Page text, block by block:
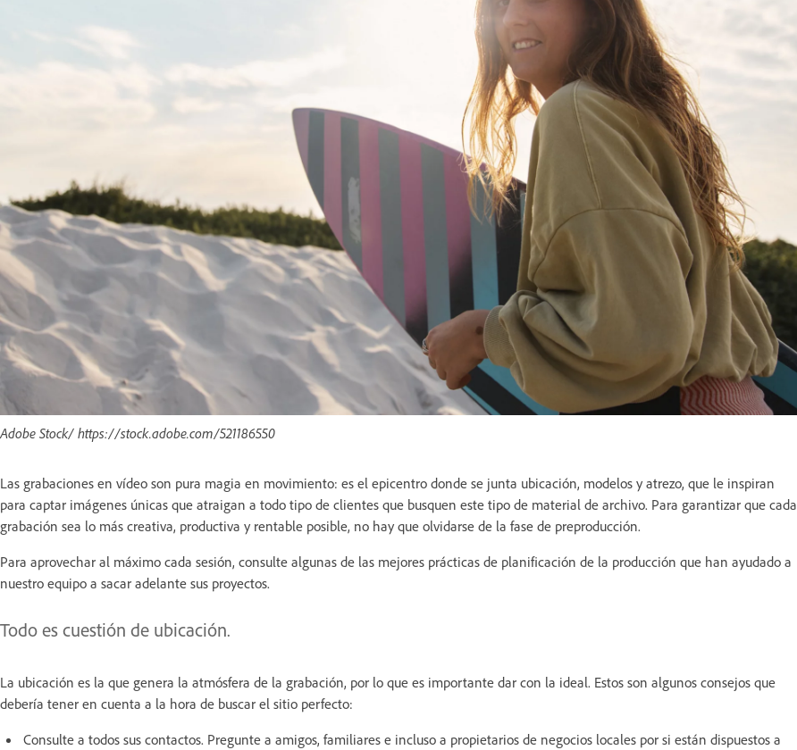
Adobe Stock/ https://stock.adobe.com/521186550
Las grabaciones en vídeo son pura magia en movimiento: es el epicentro donde se junta ubicación, modelos y atrezo, que le inspiran
para captar imágenes únicas que atraigan a todo tipo de clientes que busquen este tipo de material de archivo. Para garantizar que cada
grabación sea lo más creativa, productiva y rentable posible, no hay que olvidarse de la fase de preproducción.
Para aprovechar al máximo cada sesión, consulte algunas de las mejores prácticas de planificación de la producción que han ayudado a
nuestro equipo a sacar adelante sus proyectos.
Todo es cuestión de ubicación.
La ubicación es la que genera la atmósfera de la grabación, por lo que es importante dar con la ideal. Estos son algunos consejos que
debería tener en cuenta a la hora de buscar el sitio perfecto:
Consulte a todos sus contactos. Pregunte a amigos, familiares e incluso a propietarios de negocios locales por si están dispuestos a